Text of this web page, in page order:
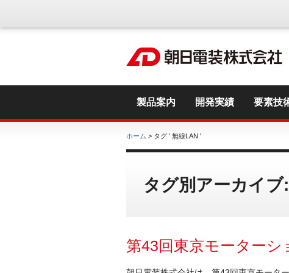
製品案内 開発実績 要素技
ホーム > タグ ' 無線LAN '
タグ別アーカイ
第43回東京モーターシ